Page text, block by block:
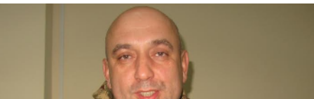
FacebookTwitterTelegram